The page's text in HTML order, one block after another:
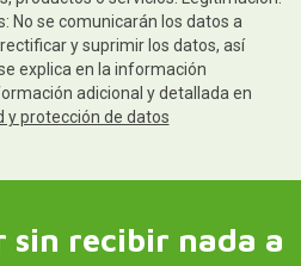
No se comunicarán los datos a
y suprimir los datos, así
explica en la información
adicional y detallada en
y protección de datos
sin recibir nada a